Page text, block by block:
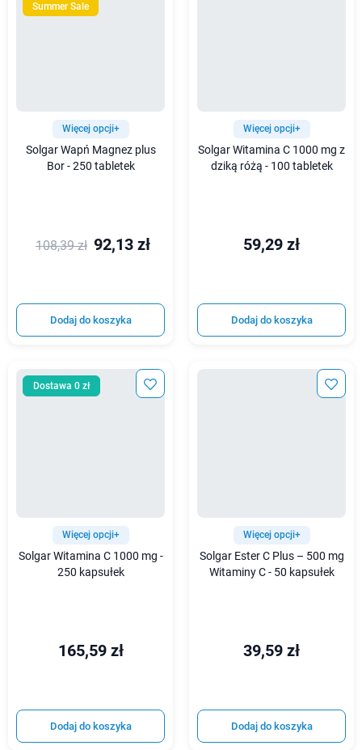
Summer Sale
Więcej opcji+
Solgar Wapń Magnez plus
Bor - 250 tabletek
108,39 zł 92,13 zł
Dodaj do koszyka
Więcej opcji+
Solgar Witamina C 1000 mg z
dziką różą - 100 tabletek
59,29 zł
Dodaj do koszyka
Dostawa 0 zł
Więcej opcji+
Solgar Witamina C 1000 mg -
250 kapsułek
165,59 zł
Dodaj do koszyka
Więcej opcji+
Solgar Ester C Plus – 500 mg
Witaminy C - 50 kapsułek
39,59 zł
Dodaj do koszyka